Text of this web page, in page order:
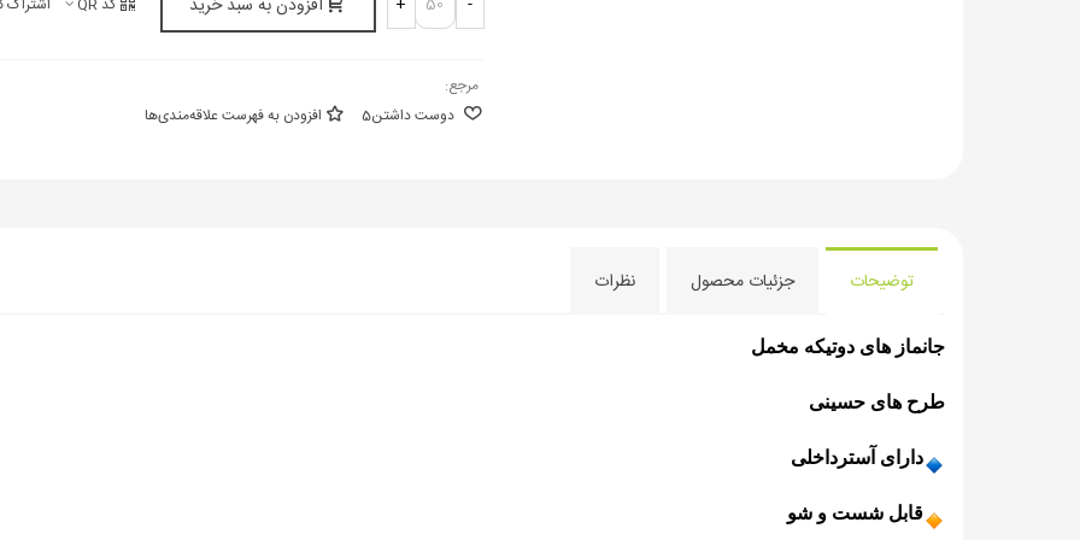
افزودن به سبد خرید کد QR اشتراک
مرجع:
دوست داشتن5 افزودن به فهرست علاقه‌مندی‌ها
توضیحات جزئیات محصول نظرات
جانماز های دوتیکه مخمل
طرح های حسینی
️دارای آسترداخلی
️قابل شست و شو